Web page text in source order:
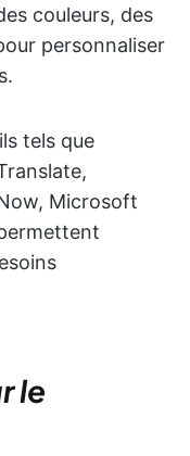
couleurs, des
personnaliser
tels que
Microsoft
le